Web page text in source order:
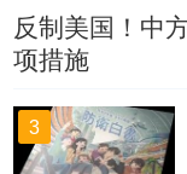
反制美国！中
项措施
3